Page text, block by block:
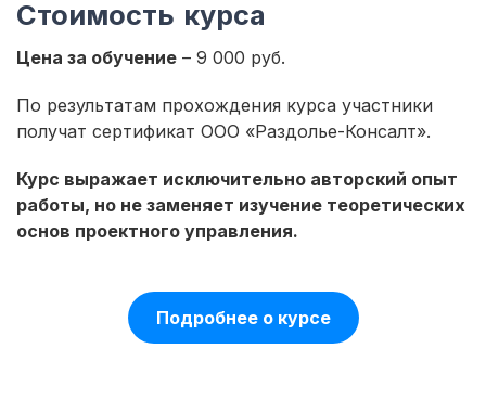
Стоимость курса
Цена за обучение – 9 000 руб.
По результатам прохождения курса участники
получат сертификат ООО «Раздолье-Консалт».
Курс выражает исключительно авторский опыт
работы, но не заменяет изучение теоретических
основ проектного управления.
Подробнее о курсе